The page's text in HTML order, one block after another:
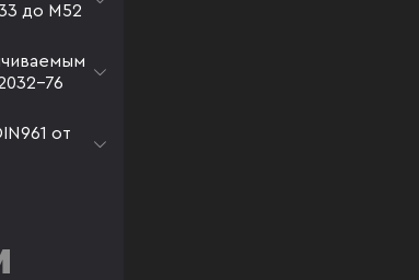
до М52
76
от